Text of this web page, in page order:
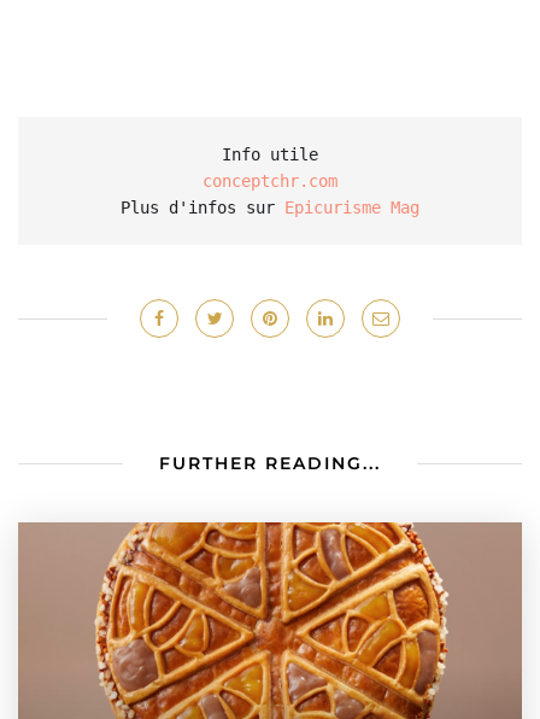
conceptchr.com
Plus d'infos sur Epicurisme Mag
FURTHER READING...